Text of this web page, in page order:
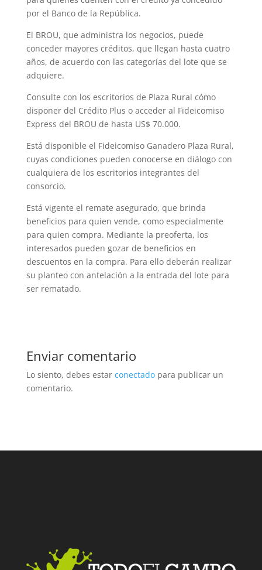
por el Banco de la República.
El BROU, que administra los negocios, puede
conceder mayores créditos, que llegan hasta cuatro
años, de acuerdo con las categorías del lote que se
adquiere.
Consulte con los escritorios de Plaza Rural cómo
disponer del Crédito Plus o acceder al Fideicomiso
Express del BROU de hasta US$ 70.000.
Está disponible el Fideicomiso Ganadero Plaza Rural,
cuyas condiciones pueden conocerse en diálogo con
cualquiera de los escritorios integrantes del
consorcio.
Está vigente el remate asegurado, que brinda
beneficios para quien vende, como especialmente
para quien compra. Mediante la preoferta, los
interesados pueden gozar de beneficios en
descuentos en la compra. Para ello deberán realizar
su planteo con antelación a la entrada del lote para
ser rematado.
Enviar comentario
Lo siento, debes estar conectadopara publicar un
comentario.